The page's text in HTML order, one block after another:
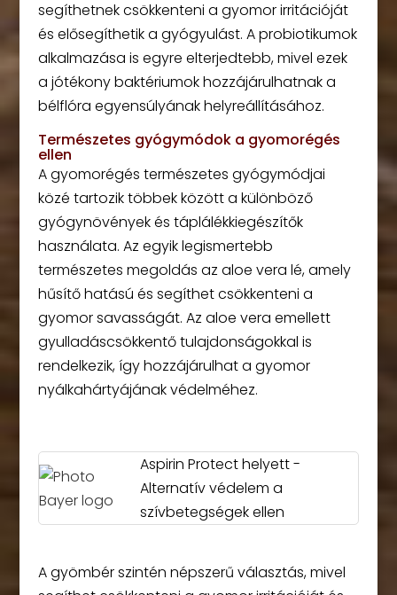
segíthetnek csökkenteni a gyomor irritációját
és elősegíthetik a gyógyulást. A probiotikumok
alkalmazása is egyre elterjedtebb, mivel ezek
a jótékony baktériumok hozzájárulhatnak a
bélflóra egyensúlyának helyreállításához.
Természetes gyógymódok a gyomorégés
ellen
A gyomorégés természetes gyógymódjai
közé tartozik többek között a különböző
gyógynövények és táplálékkiegészítők
használata. Az egyik legismertebb
természetes megoldás az aloe vera lé, amely
hűsítő hatású és segíthet csökkenteni a
gyomor savasságát. Az aloe vera emellett
gyulladáscsökkentő tulajdonságokkal is
rendelkezik, így hozzájárulhat a gyomor
nyálkahártyájának védelméhez.
Aspirin Protect helyett -
Alternatív védelem a
szívbetegségek ellen
A gyömbér szintén népszerű választás, mivel